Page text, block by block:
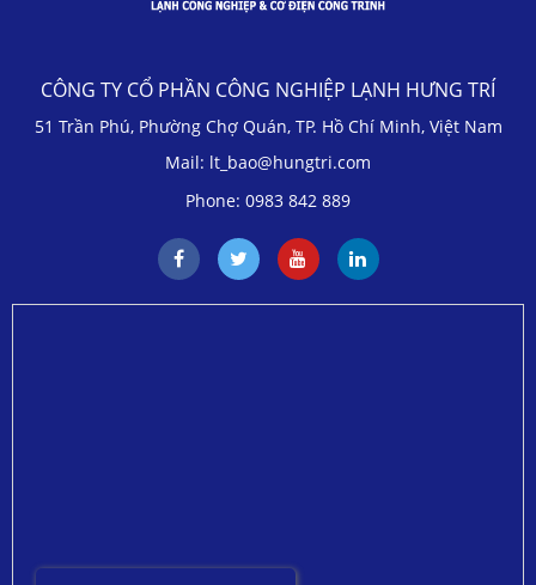
CÔNG TY CỔ PHẦN CÔNG NGHIỆP LẠNH HƯNG TRÍ
51 Trần Phú, Phường Chợ Quán, TP. Hồ Chí Minh, Việt Nam
Mail: lt_bao@hungtri.com
Phone: 0983 842 889